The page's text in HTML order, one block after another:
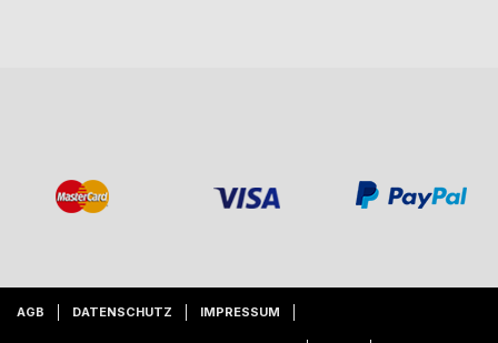
AGB DATENSCHUTZ IMPRESSUM